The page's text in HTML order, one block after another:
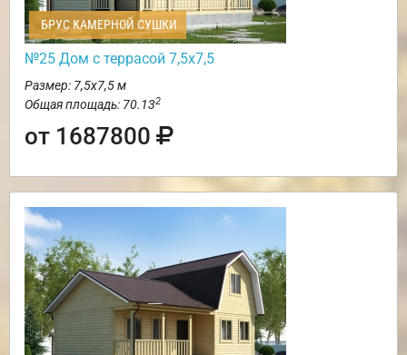
БРУС КАМЕРНОЙ СУШКИ
№25 Дом с террасой 7,5х7,5
Размер: 7,5х7,5 м
Общая площадь: 70.132
от 1687800